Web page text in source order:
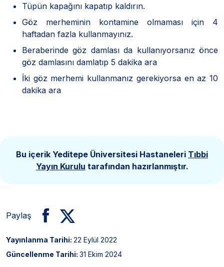
Tüpün kapağını kapatıp kaldırın.
Göz merheminin kontamine olmaması için 4
haftadan fazla kullanmayınız.
Beraberinde göz damlası da kullanıyorsanız önce
göz damlasını damlatıp 5 dakika ara
İki göz merhemi kullanmanız gerekiyorsa en az 10
dakika ara
Bu içerik Yeditepe Üniversitesi Hastaneleri Tıbbi
Yayın Kurulu tarafından hazırlanmıştır.
Paylaş
Yayınlanma Tarihi: 22 Eylül 2022
Güncellenme Tarihi: 31 Ekim 2024